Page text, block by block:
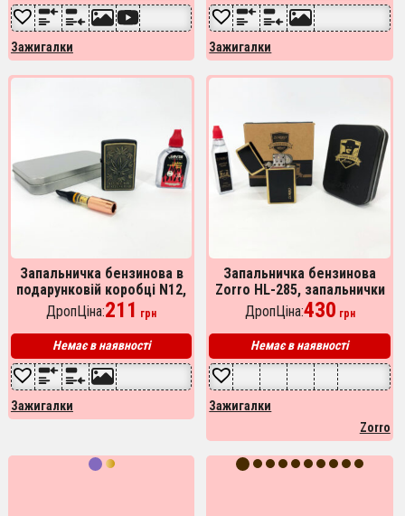
Зажигалки Зажигалки
Запальничка бензинова в
подарунковій коробці N12,
запальнички для чоловіків,
стильна запальничка в
подарунок
ДропЦіна:211 грн
Немає в наявності
Зажигалки
Запальничка бензинова
Zorro HL-285, запальнички
для чоловіків, запальничка
для куріння
ДропЦіна:430 грн
Немає в наявності
Зажигалки
Zorro